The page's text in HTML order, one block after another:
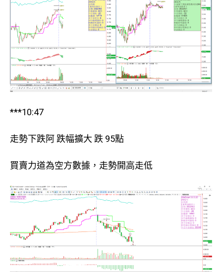
***10:47
走勢下跌阿 跌幅擴大 跌 95點
買賣力道為空方數據，走勢開高走低